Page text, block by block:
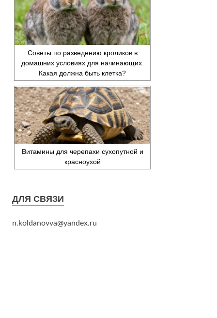
Советы по разведению кроликов в
домашних условиях для начинающих.
Какая должна быть клетка?
Витамины для черепахи сухопутной и
красноухой
ДЛЯ СВЯЗИ
n.koldanovva@yandex.ru